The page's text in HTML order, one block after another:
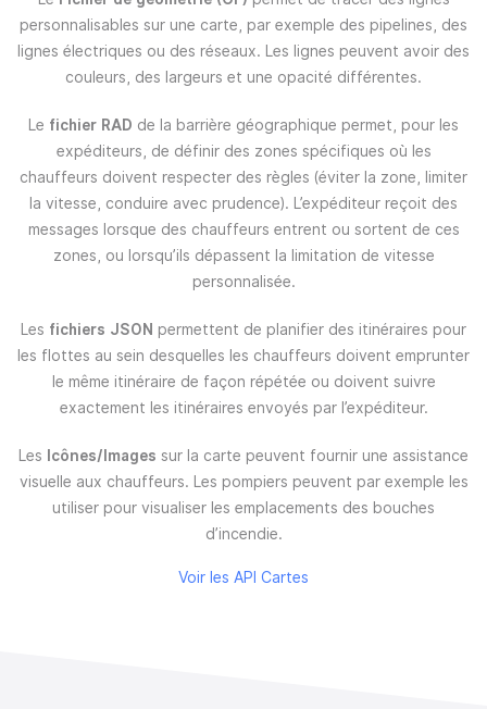
personnalisables sur une carte, par exemple des pipelines, des
lignes électriques ou des réseaux. Les lignes peuvent avoir des
couleurs, des largeurs et une opacité différentes.
Le fichier RAD de la barrière géographique permet, pour les
expéditeurs, de définir des zones spécifiques où les
chauffeurs doivent respecter des règles (éviter la zone, limiter
la vitesse, conduire avec prudence). L’expéditeur reçoit des
messages lorsque des chauffeurs entrent ou sortent de ces
zones, ou lorsqu’ils dépassent la limitation de vitesse
personnalisée.
Les fichiers JSON permettent de planifier des itinéraires pour
les flottes au sein desquelles les chauffeurs doivent emprunter
le même itinéraire de façon répétée ou doivent suivre
exactement les itinéraires envoyés par l’expéditeur.
Les Icônes/Images sur la carte peuvent fournir une assistance
visuelle aux chauffeurs. Les pompiers peuvent par exemple les
utiliser pour visualiser les emplacements des bouches
d’incendie.
Voir les API Cartes